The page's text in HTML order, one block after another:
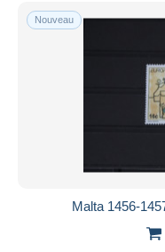
Uniquement en
Livraison gratuite
Méthodes de
Virement
iDeal
Nouveau
Malta 1456-